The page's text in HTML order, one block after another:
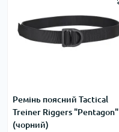
Ремінь поясний Tactical
Treiner Riggers "Pentagon"
(чорний)